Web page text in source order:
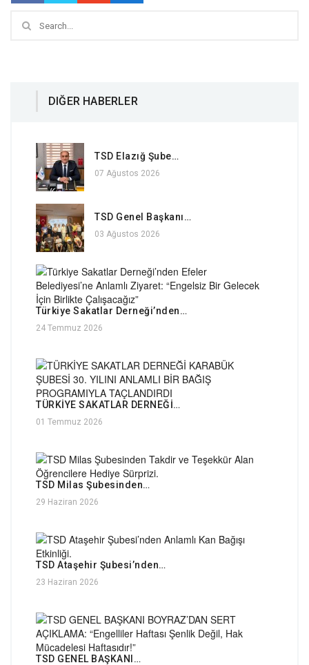
DIĞER HABERLER
TSD Elazığ Şube…
07 Ağustos 2026
TSD Genel Başkanı…
03 Ağustos 2026
Türkiye Sakatlar Derneği’nden…
24 Temmuz 2026
TÜRKİYE SAKATLAR DERNEĞİ…
01 Temmuz 2026
TSD Milas Şubesinden…
29 Haziran 2026
TSD Ataşehir Şubesi’nden…
23 Haziran 2026
TSD GENEL BAŞKANI…